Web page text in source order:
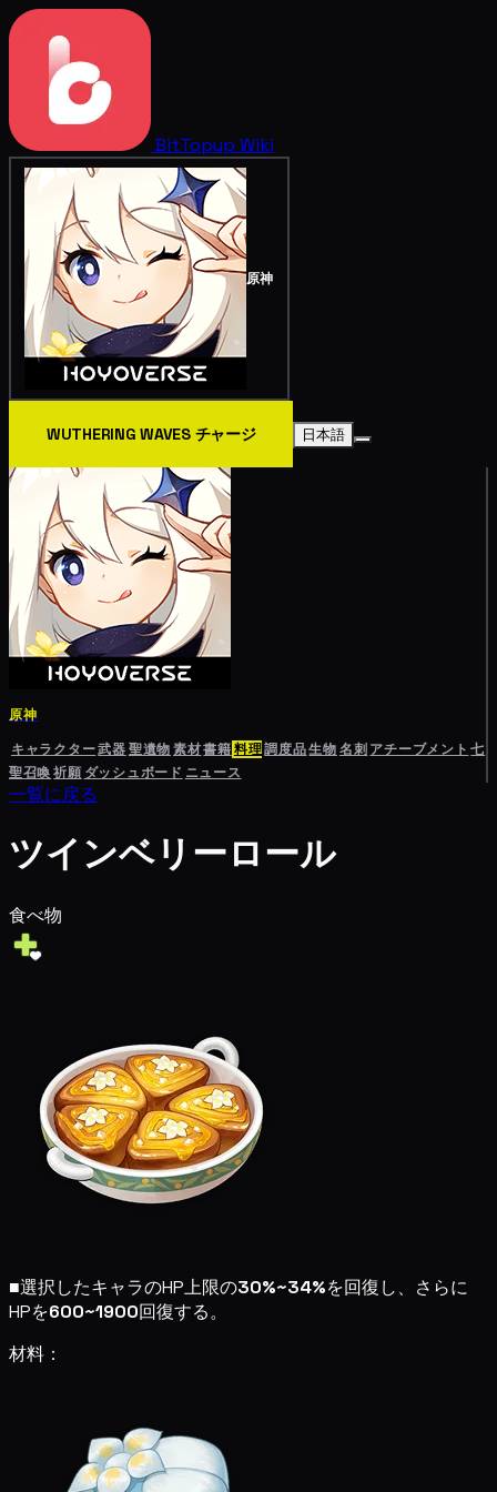
BitTopup Wiki
原神
WUTHERING WAVES チャージ 日本語
原神
キャラクター武器聖遺物素材書籍料理調度品生物名刺 アチーブメント 七
聖召喚祈願 ダッシュボード ニュース
一覧に戻る
ツインベリーロール
食べ物
■選択したキャラのHP上限の30%~34%を回復し、さらに
HPを600~1900回復する。
材料：